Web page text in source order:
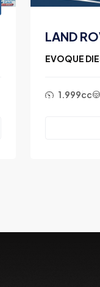
LAND
EVOQUE
1.999cc